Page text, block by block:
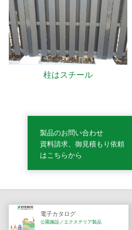
柱はスチール
製品のお問い合わせ
資料請求、御見積もり依頼
はこちらから
電子カタログ
公園施設／エクステリア製品